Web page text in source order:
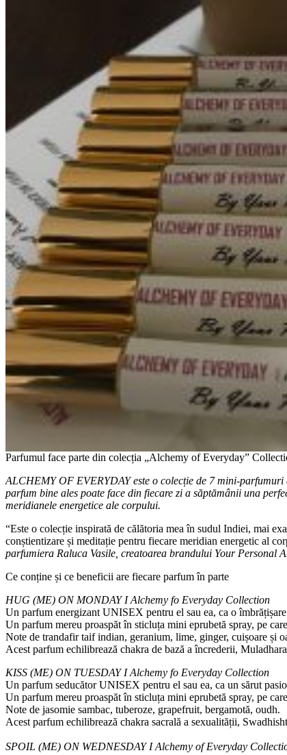
Parfumul face parte din colecția „Alchemy of Everyday”
ALCHEMY OF EVERYDAY este o colecție de 7 mini-parfumuri
parfum bine ales poate face din fiecare zi a săptămânii una
meridianele energetice ale corpului.
“Este o colecție inspirată de călătoria mea în sudul Indiei, mai
conștientizare și meditație pentru fiecare meridian energetic al
parfumiera Raluca Vasile, creatoarea brandului Your Personal
Ce conține și ce beneficii are fiecare parfum în parte
HUG (ME) ON MONDAY I Alchemy fo Everyday Collection
Un parfum energizant UNISEX pentru el sau ea, ca o
Un parfum mereu proaspăt în sticluța mini eprubetă spray, pe
Note de trandafir taif indian, geranium, lime, ginger, cuișoare și
Acest parfum echilibrează chakra de bază a încrederii,
KISS (ME) ON TUESDAY I Alchemy fo Everyday Collection
Un parfum seducător UNISEX pentru el sau ea, ca un sărut
Un parfum mereu proaspăt în sticluța mini eprubetă spray, pe
Note de jasomie sambac, tuberoze, grapefruit, bergamotă, oudh.
Acest parfum echilibrează chakra sacrală a sexualității,
SPOIL (ME) ON WEDNESDAY I Alchemy of Everyday